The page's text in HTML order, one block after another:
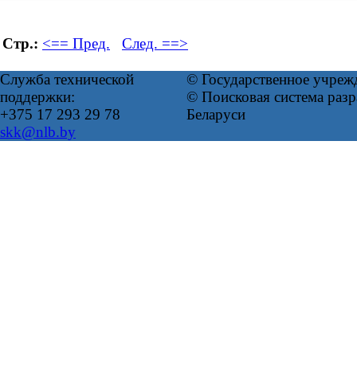
Стр.: <== Пред. След. ==>
Служба технической
поддержки:
+375 17 293 29 78
skk@nlb.by
© Государственное
© Поисковая система
Беларуси